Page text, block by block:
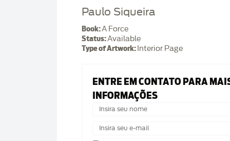
Paulo Siqueira
Book:A Force
Status:Available
Type of Artwork: Interior Page
ENTRE EM CONTATO PARA
INFORMAÇÕES